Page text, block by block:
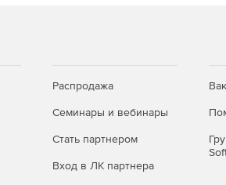
Распродажа
Семинары и вебинары
Стать партнером
Вход в ЛК партнера